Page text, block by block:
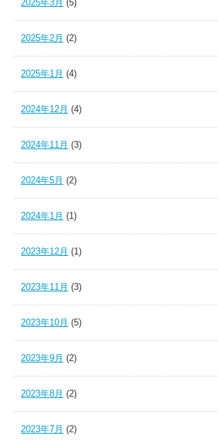
2025年3月 (5)
2025年2月 (2)
2025年1月 (4)
2024年12月 (4)
2024年11月 (3)
2024年5月 (2)
2024年1月 (1)
2023年12月 (1)
2023年11月 (3)
2023年10月 (5)
2023年9月 (2)
2023年8月 (2)
2023年7月 (2)